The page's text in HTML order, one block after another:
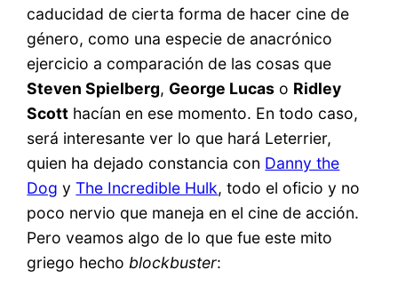
caducidad de cierta forma de hacer cine de
género, como una especie de anacrónico
ejercicio a comparación de las cosas que
Steven Spielberg, George Lucas o Ridley
Scott hacían en ese momento. En todo caso,
será interesante ver lo que hará Leterrier,
quien ha dejado constancia con Danny the
Dog yThe Incredible Hulk, todo el oficio y no
poco nervio que maneja en el cine de acción.
Pero veamos algo de lo que fue este mito
griego hecho blockbuster: